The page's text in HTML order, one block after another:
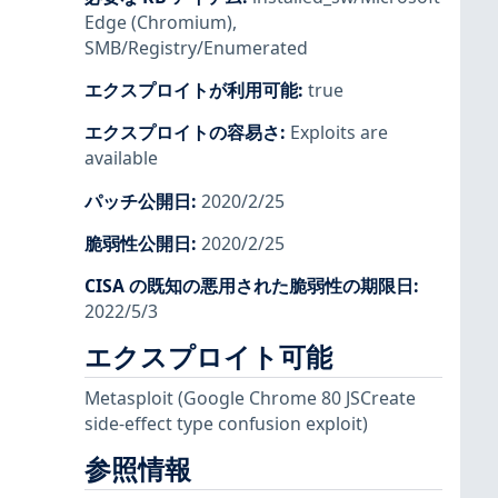
Edge (Chromium),
SMB/Registry/Enumerated
エクスプロイトが利用可能: true
エクスプロイトの容易さ: Exploits are
available
パッチ公開日: 2020/2/25
脆弱性公開日: 2020/2/25
CISA の既知の悪用された脆弱性の期限日:
2022/5/3
エクスプロイト可能
Metasploit(Google Chrome 80 JSCreate
side-effect type confusion exploit)
参照情報